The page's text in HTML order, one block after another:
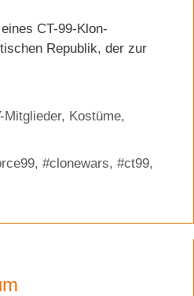
CT-99-Klon-
Republik, der zur
Mitglieder, Kostüme,
,#clonewars,#ct99,